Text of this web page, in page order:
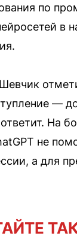
по
в
—
На
не
а для